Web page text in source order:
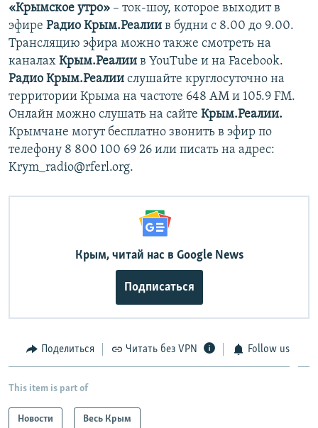
«Крымское утро» – ток-шоу, которое выходит в
эфире Радио Крым.Реалии в будни с 8.00 до 9.00.
Трансляцию эфира можно также смотреть на
каналах Крым.Реалии в YouTube и на Facebook.
Радио Крым.Реалии слушайте круглосуточно на
территории Крыма на частоте 648 АМ и 105.9 FМ.
Онлайн можно слушать на сайте Крым.Реалии.
Крымчане могут бесплатно звонить в эфир по
телефону 8 800 100 69 26 или писать на адрес:
Krym_radio@rferl.org.
Крым, читай нас в Google News
Подписаться
Поделиться Читать без VPN Follow us
This item is part of
Новости Весь Крым